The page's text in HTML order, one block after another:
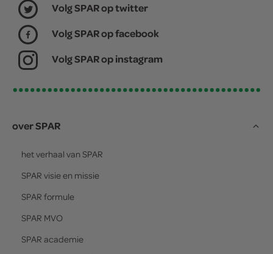
Volg SPAR op twitter
Volg SPAR op facebook
Volg SPAR op instagram
over SPAR
het verhaal van SPAR
SPAR visie en missie
SPAR formule
SPAR MVO
SPAR academie